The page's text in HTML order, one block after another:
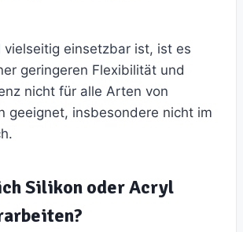
vielseitig einsetzbar ist, ist es
geringeren Flexibilität und
nicht für alle Arten von
geeignet, insbesondere nicht im
Silikon oder Acryl